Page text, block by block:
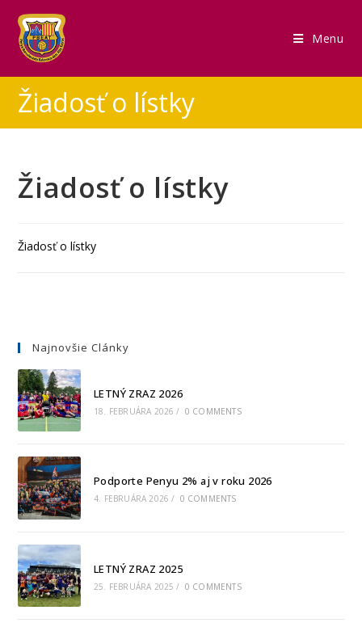
Menu
Žiadosť o lístky
Žiadosť o lístky
Žiadosť o lístky
Najnovšie Clánky
LETNÝ ZRAZ 2026
18. FEBRUÁRA 2026 / 0 COMMENTS
Podporte Penyu 2% aj v roku 2026
4. FEBRUÁRA 2026 / 0 COMMENTS
LETNÝ ZRAZ 2025
25. FEBRUÁRA 2025 / 0 COMMENTS